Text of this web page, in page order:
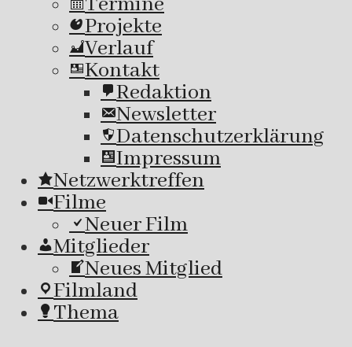
Projekte
Verlauf
Kontakt
Redaktion
Newsletter
Datenschutzerklärung
Impressum
Netzwerktreffen
Filme
Neuer Film
Mitglieder
Neues Mitglied
Filmland
Thema